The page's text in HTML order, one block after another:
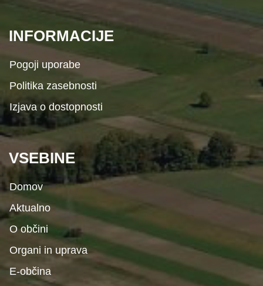
INFORMACIJE
Pogoji uporabe
Politika zasebnosti
Izjava o dostopnosti
VSEBINE
Domov
Aktualno
O občini
Organi in uprava
E-občina